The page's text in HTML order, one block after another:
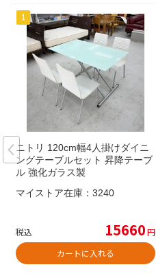
ニトリ 120cm幅4人掛けダイニ
ングテーブルセット 昇降テーブ
ル 強化ガラス製
マイストア在庫： 3240
税込 15660円
カートに入れる